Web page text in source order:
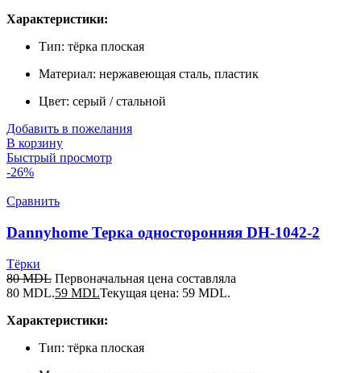
Характеристики:
Тип: тёрка плоская
Материал: нержавеющая сталь, пластик
Цвет: серый / стальной
Добавить в пожелания
В корзину
Быстрый просмотр
-26%
Сравнить
Dannyhome Терка односторонняя DH-1042-2
Тёрки
80MDL Первоначальная цена составляла
80 MDL.59 MDLТекущая цена: 59 MDL.
Характеристики:
Тип: тёрка плоская